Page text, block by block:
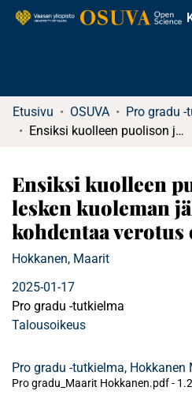
Etusivu OSUVA
Ensiksi kuolleen puolison jäämistö lesken kuoleman jälkeen : Miten kohdentaa verotus oikein?
Ensiksi kuolleen
lesken kuoleman
kohdentaa verotus
Hokkanen, Maarit
2025-01-17
Pro gradu -tutkielma
Talousoikeus
Pro gradu -tutkielma, Hokkanen
Pro gradu_Maarit Hokkanen.pdf -